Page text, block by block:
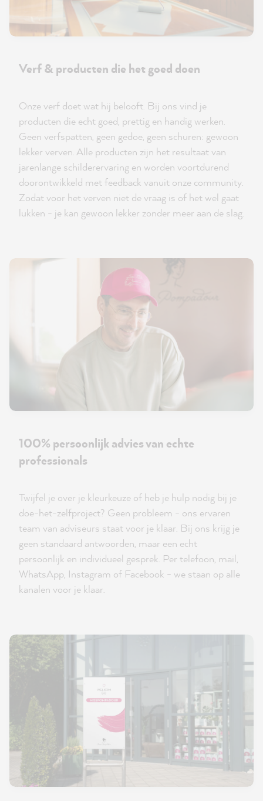
Verf & producten die het goed doen
Onze verf doet wat hij belooft. Bij ons vind je
producten die echt goed, prettig en handig werken.
Geen verfspatten, geen gedoe, geen schuren: gewoon
lekker verven. Alle producten zijn het resultaat van
jarenlange schilderervaring en worden voortdurend
doorontwikkeld met feedback vanuit onze community.
Zodat voor het verven niet de vraag is of het wel gaat
lukken - je kan gewoon lekker zonder meer aan de slag.
100% persoonlijk advies van echte
professionals
Twijfel je over je kleurkeuze of heb je hulp nodig bij je
doe-het-zelfproject? Geen probleem - ons ervaren
team van adviseurs staat voor je klaar. Bij ons krijg je
geen standaard antwoorden, maar een echt
persoonlijk en individueel gesprek. Per telefoon, mail,
WhatsApp, Instagram of Facebook - we staan op alle
kanalen voor je klaar.